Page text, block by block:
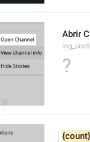
Abrir
?
{count}